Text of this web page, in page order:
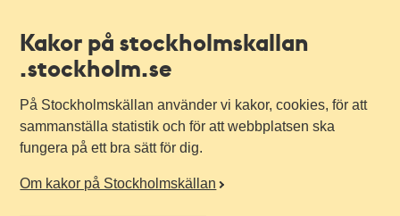
Kakor på stockholmskallan
.stockholm.se
På Stockholmskällan använder vi kakor, cookies, för att
sammanställa statistik och för att webbplatsen ska
fungera på ett bra sätt för dig.
Om kakor på Stockholmskällan